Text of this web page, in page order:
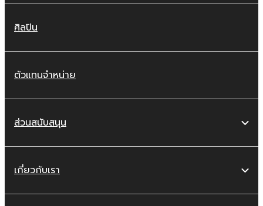
ศิลปิน
ตัวแทนจำหน่าย
ส่วนสนับสนุน
เกี่ยวกับเรา